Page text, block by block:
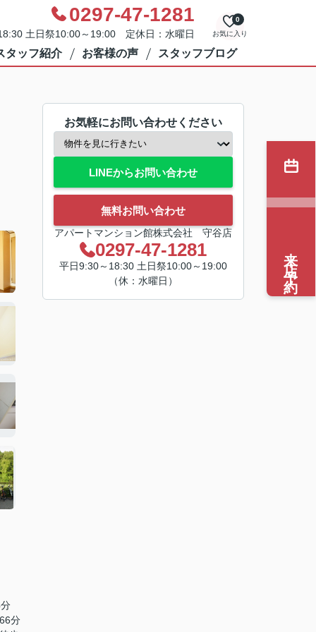
0297-47-1281
土日祭10:00～19:00 定休日：水曜日 お気に入り
0
タッフ紹介 お客様の声 スタッフブログ
分
お気軽にお問い合わせください
LINEからお問い合わせ
無料お問い合わせ
アパートマンション館株式会社 守谷店
0297-47-1281
平日9:30～18:30 土日祭10:00～19:00
（休：水曜日）
来店予約